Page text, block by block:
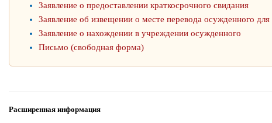
Заявление о предоставлении краткосрочного свидания
Заявление об извещении о месте перевода осужденного
Заявление о нахождении в учреждении осужденного
Письмо (свободная форма)
Расширенная информация